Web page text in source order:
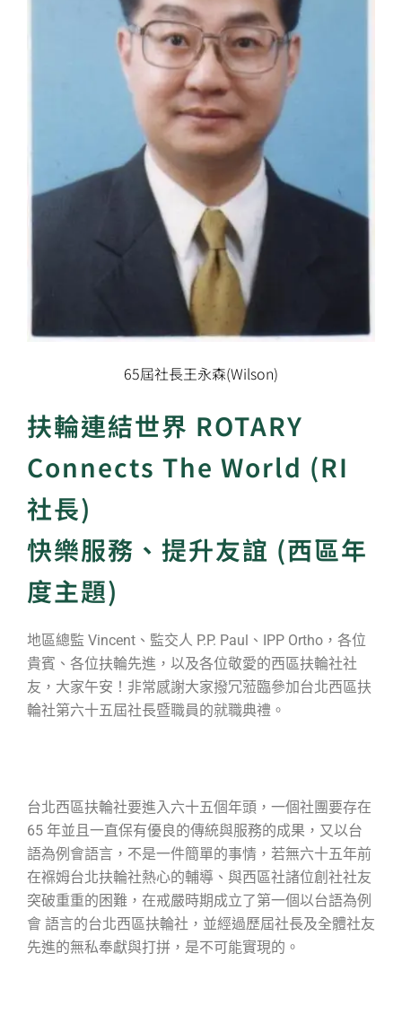
65屆社長王永森(Wilson)
扶輪連結世界 ROTARY
Connects The World (RI
社長)
快樂服務、提升友誼 (西區年
度主題)
地區總監 Vincent 、監交人 P.P. Paul 、 IPP Ortho ，各位
貴賓、各位扶輪先進，以及各位敬愛的西區扶輪社社
友，大家午安！非常感謝大家撥冗蒞臨參加台北西區扶
輪社第六十五屆社長暨職員的就職典禮。
台北西區扶輪社要進入六十五個年頭，一個社團要存在
65 年並且一直保有優良的傳統與服務的成果，又以台
語為例會語言，不是一件簡單的事情，若無六十五年前
在褓姆台北扶輪社熱心的輔導、與西區社諸位創社社友
突破重重的困難，在戒嚴時期成立了第一個以台語為例
會 語言的台北西區扶輪社，並經過歷屆社長及全體社友
先進的無私奉獻與打拼，是不可能實現的。